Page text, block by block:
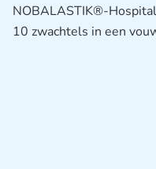
NOBALASTIK®-
10 zwachtels in een